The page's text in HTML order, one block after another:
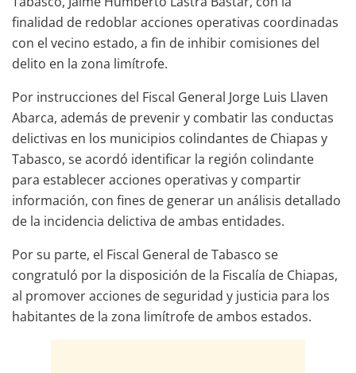
finalidad de redoblar acciones operativas coordinadas
con el vecino estado, a fin de inhibir comisiones del
delito en la zona limítrofe.
Por instrucciones del Fiscal General Jorge Luis Llaven
Abarca, además de prevenir y combatir las conductas
delictivas en los municipios colindantes de Chiapas y
Tabasco, se acordó identificar la región colindante
para establecer acciones operativas y compartir
información, con fines de generar un análisis detallado
de la incidencia delictiva de ambas entidades.
Por su parte, el Fiscal General de Tabasco se
congratuló por la disposición de la Fiscalía de Chiapas,
al promover acciones de seguridad y justicia para los
habitantes de la zona limítrofe de ambos estados.